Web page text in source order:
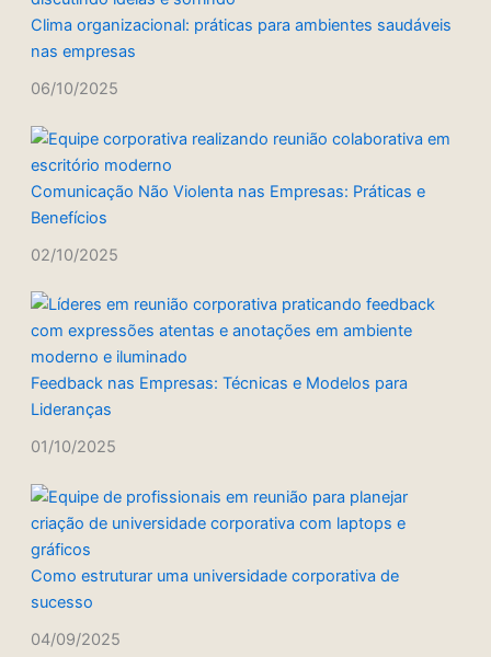
Clima organizacional: práticas para ambientes saudáveis
nas empresas
06/10/2025
Comunicação Não Violenta nas Empresas: Práticas e
Benefícios
02/10/2025
Feedback nas Empresas: Técnicas e Modelos para
Lideranças
01/10/2025
Como estruturar uma universidade corporativa de
sucesso
04/09/2025